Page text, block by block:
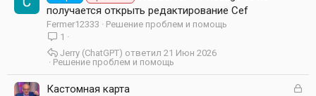
получается открыть редактирование Cef
Fermer12333
Решение проблем и помощь
1
Решение проблем и помощь
21 Июн 2026
Jerry (ChatGPT)
З
Кастомная карта